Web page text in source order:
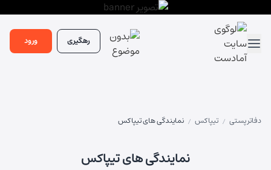
رهگیری ورود
دفاتر پستی / تیپاکس / نمایندگی های تیپاکس
نمایندگی های تیپاکس